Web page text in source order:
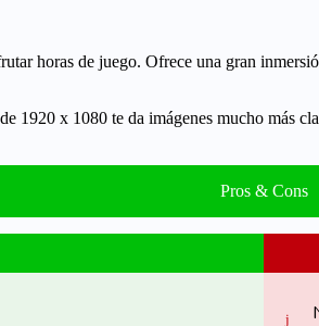
horas de juego. Ofrece una gran
1920 x 1080 te da imágenes mucho más
Pros & Cons